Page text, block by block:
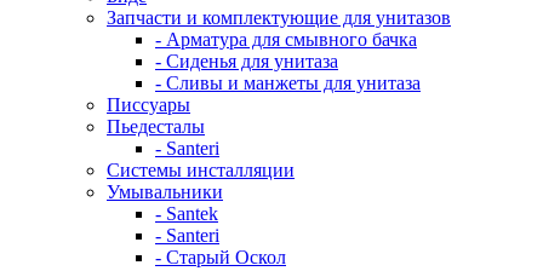
Запчасти и комплектующие для унитазов
- Арматура для смывного бачка
- Сиденья для унитаза
- Сливы и манжеты для унитаза
Писсуары
Пьедесталы
- Santeri
Системы инсталляции
Умывальники
- Santek
- Santeri
- Старый Оскол